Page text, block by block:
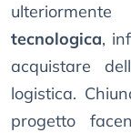
tecnologica,
acquistare
logistica.
progetto